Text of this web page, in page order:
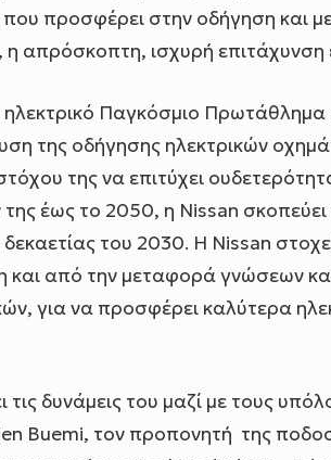
προσφέρει στην οδήγηση και
απρόσκοπτη, ισχυρή επιτάχυνση
Παγκόσμιο Πρωτάθλημα
της οδήγησης ηλεκτρικών
της να επιτύχει
έως το 2050, η Nissan σκοπεύει
δεκαετίας του 2030. Η Nissan
και από την μεταφορά γνώσεων
για να προσφέρει καλύτερα
δυνάμεις του μαζί με τους
Buemi, τον προπονητή της